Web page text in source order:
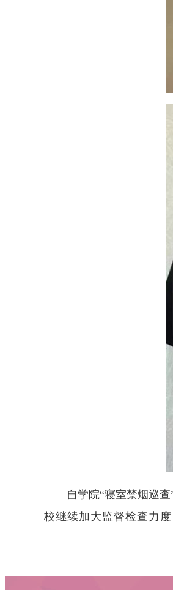
自学院“寝室禁烟巡查
校继续加大监督检查力度